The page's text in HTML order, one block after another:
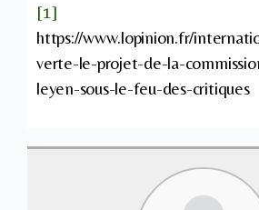
[1]
https://www.lopinion.fr/
verte-le-projet-de-la-
leyen-sous-le-feu-des-critiques